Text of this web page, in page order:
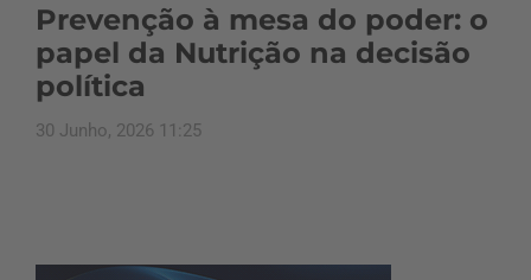
Prevenção à mesa do poder: o
papel da Nutrição na decisão
política
30 Junho, 2026 11:25